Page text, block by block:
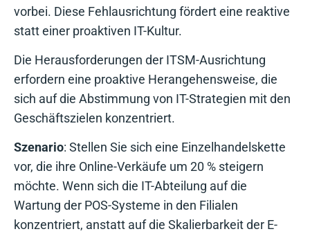
vorbei. Diese Fehlausrichtung fördert eine reaktive
statt einer proaktiven IT-Kultur.
Die Herausforderungen der ITSM-Ausrichtung
erfordern eine proaktive Herangehensweise, die
sich auf die Abstimmung von IT-Strategien mit den
Geschäftszielen konzentriert.
Szenario: Stellen Sie sich eine Einzelhandelskette
vor, die ihre Online-Verkäufe um 20 % steigern
möchte. Wenn sich die IT-Abteilung auf die
Wartung der POS-Systeme in den Filialen
konzentriert, anstatt auf die Skalierbarkeit der E-